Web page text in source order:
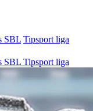
SBL Tipsport liga
SBL Tipsport liga